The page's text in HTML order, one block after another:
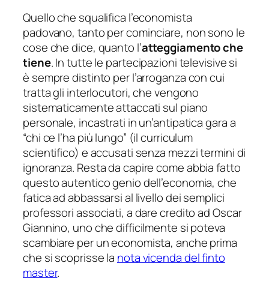
Quello che squalifica l’economista
padovano, tanto per cominciare, non sono le
cose che dice, quanto l’atteggiamento che
tiene. In tutte le partecipazioni televisive si
è sempre distinto per l’arroganza con cui
tratta gli interlocutori, che vengono
sistematicamente attaccati sul piano
personale, incastrati in un’antipatica gara a
“chi ce l’ha più lungo” (il curriculum
scientifico) e accusati senza mezzi termini di
ignoranza. Resta da capire come abbia fatto
questo autentico genio dell’economia, che
fatica ad abbassarsi al livello dei semplici
professori associati, a dare credito ad Oscar
Giannino, uno che difficilmente si poteva
scambiare per un economista, anche prima
che si scoprisse la nota vicenda del finto
master.